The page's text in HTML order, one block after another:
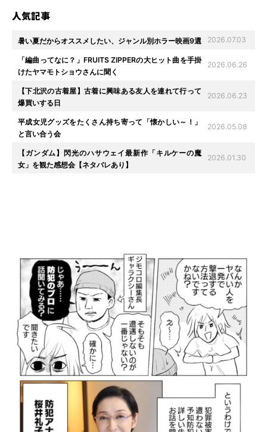
人気記事
暑い夏だからオススメしたい、ジャンル別ホラー映画9選 2026.07.03
「編曲ってなに？」FRUITS ZIPPERの大ヒット曲を手掛
けたヤマモトショウさんに聞く
2026.06.26
【下北沢の古着屋】古着に興味ある友人を連れて行って
爆買いする日
2026.06.23
平成女児グッズをたくさん持ち寄って「懐かしい～！」
と言い合う会
2026.05.08
【ガンダム】閃光のハサウェイ最新作「キルケーの魔
女」を観た感想会【ネタバレあり】
2026.01.30